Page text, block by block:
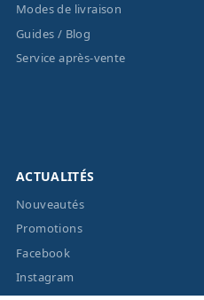
Modes de livraison
Guides / Blog
Service après-vente
ACTUALITÉS
Nouveautés
Promotions
Facebook
Instagram